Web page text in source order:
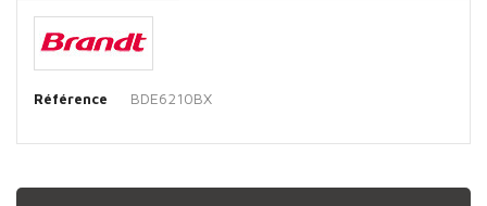
Référence BDE6210BX